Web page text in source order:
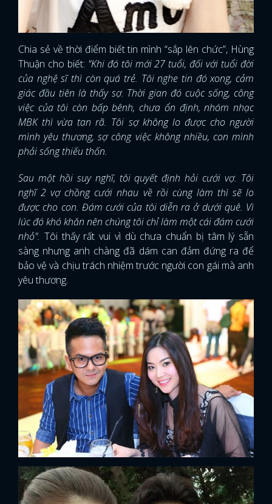
Chia sẻ về thời điểm biết tin mình “sắp lên chức”, Hùng
Thuận cho biết: "Khi đó tôi mới 27 tuổi, đối với tuổi đời
của nghệ sĩ thì còn quá trẻ. Tôi nghe tin đó xong, cảm
giác đầu tiên là thấy sợ. Thời gian đó cuộc sống, công
việc của tôi còn bấp bênh, chưa ổn định, nhóm nhạc
MBK thì vừa tan rã. Tôi sợ không lo được cho người
mình yêu thương, sợ công việc không nhiều, con mình
phải sống thiếu thốn.
Sau một hồi suy nghĩ, tôi quyết định hỏi cưới vợ. Tôi
nghĩ 2 vợ chồng cưới nhau về rồi cùng làm thì sẽ lo
được cho con. Đám cưới của tôi diễn ra ở dưới quê. Vì
lúc đó khó khăn nên chúng tôi chỉ làm một cái đám cưới
nhỏ". Tôi thấy rất vui vì dù chưa chuẩn bị tâm lý sẵn
sàng nhưng anh chàng đã dám can đảm đứng ra để
bảo vệ và chịu trách nhiệm trước người con gái mà anh
yêu thương.